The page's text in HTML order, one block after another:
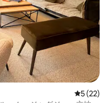
レビュー
5 (22)